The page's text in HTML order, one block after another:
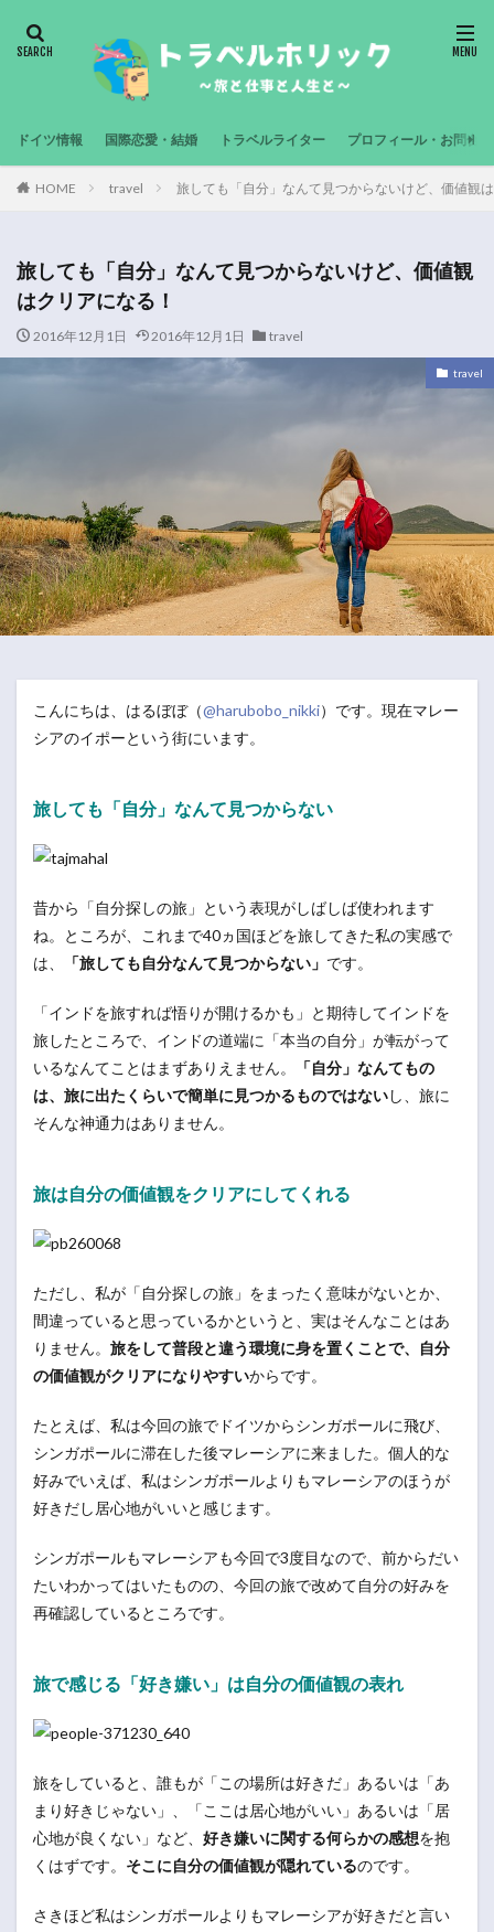
ドイツ情報 国際恋愛・結婚 トラベルライター プロフィール・お問合せ
HOME travel 旅しても「自分」なんて見つからないけど、価値観
旅しても「自分」なんて見つからないけど、価値観
はクリアになる！
2016年12月1日 2016年12月1日 travel
travel
こんにちは、はるぼぼ（@harubobo_nikki）です。現在マレー
シアのイポーという街にいます。
旅しても「自分」なんて見つからない
昔から「自分探しの旅」という表現がしばしば使われます
ね。ところが、これまで40ヵ国ほどを旅してきた私の実感で
は、
「旅しても自分なんて見つからない」 です。
「インドを旅すれば悟りが開けるかも」と期待してインドを
旅したところで、インドの道端に「本当の自分」が転がって
いるなんてことはまずありえません。
「自分」なんてもの
は、旅に出たくらいで簡単に見つかるものではないし、旅に
そんな神通力はありません。
旅は自分の価値観をクリアにしてくれる
ただし、私が「自分探しの旅」をまったく意味がないとか、
間違っていると思っているかというと、実はそんなことはあ
りません。 旅をして普段と違う環境に身を置くことで、自分
の価値観がクリアになりやすいからです。
たとえば、私は今回の旅でドイツからシンガポールに飛び、
シンガポールに滞在した後マレーシアに来ました。個人的な
好みでいえば、私はシンガポールよりもマレーシアのほうが
好きだし居心地がいいと感じます。
シンガポールもマレーシアも今回で3度目なので、前からだい
たいわかってはいたものの、今回の旅で改めて自分の好みを
再確認しているところです。
旅で感じる「好き嫌い」は自分の価値観の表れ
旅をしていると、誰もが「この場所は好きだ」あるいは「あ
まり好きじゃない」、「ここは居心地がいい」あるいは「居
心地が良くない」など、 好き嫌いに関する何らかの感想を抱
くはずです。 そこに自分の価値観が隠れているのです。
さきほど私はシンガポールよりもマレーシアが好きだと言い